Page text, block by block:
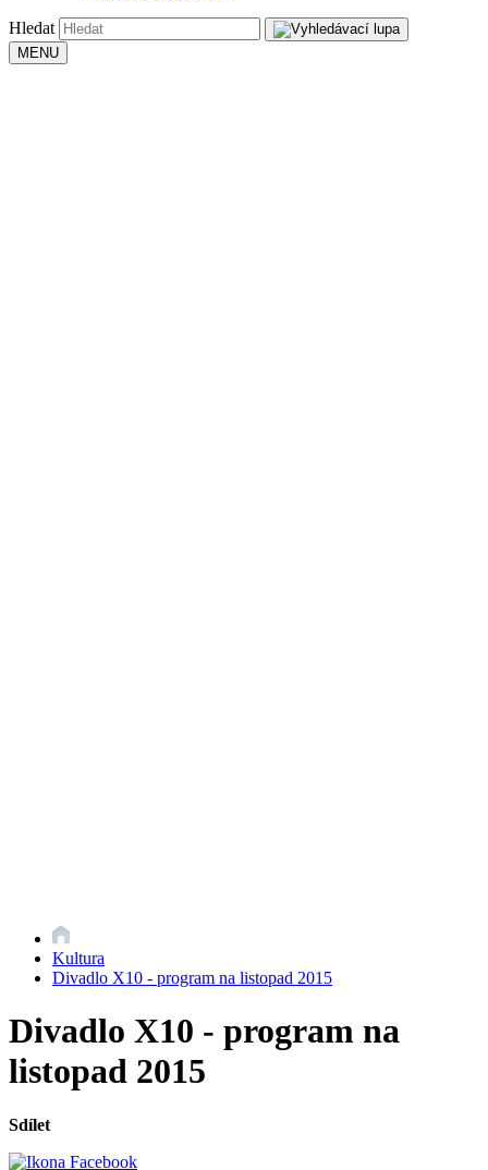
Hledat
MENU
Kultura
Divadlo X10 - program na listopad 2015
Divadlo X10 - program na
listopad 2015
Sdílet